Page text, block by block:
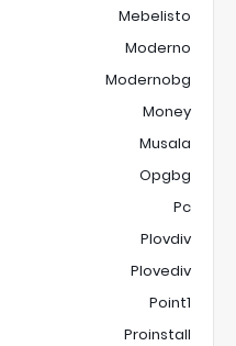
Mebelisto
Moderno
Modernobg
Money
Musala
Opgbg
Pc
Plovdiv
Plovediv
Point1
Proinstall